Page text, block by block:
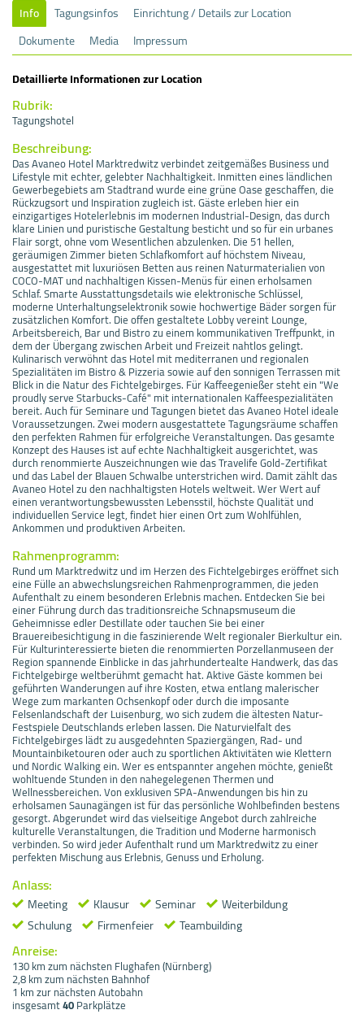
Info Tagungsinfos
Einrichtung / Details zur Location
Dokumente
Media
Impressum
Detaillierte Informationen zur Location
Rubrik:
Tagungshotel
Beschreibung:
Das Avaneo Hotel Marktredwitz verbindet zeitgemäßes Business und
Lifestyle mit echter, gelebter Nachhaltigkeit. Inmitten eines ländlichen
Gewerbegebiets am Stadtrand wurde eine grüne Oase geschaffen, die
Rückzugsort und Inspiration zugleich ist. Gäste erleben hier ein
einzigartiges Hotelerlebnis im modernen Industrial-Design, das durch
klare Linien und puristische Gestaltung besticht und so für ein urbanes
Flair sorgt, ohne vom Wesentlichen abzulenken. Die 51 hellen,
geräumigen Zimmer bieten Schlafkomfort auf höchstem Niveau,
ausgestattet mit luxuriösen Betten aus reinen Naturmaterialien von
COCO-MAT und nachhaltigen Kissen-Menüs für einen erholsamen
Schlaf. Smarte Ausstattungsdetails wie elektronische Schlüssel,
moderne Unterhaltungselektronik sowie hochwertige Bäder sorgen für
zusätzlichen Komfort. Die offen gestaltete Lobby vereint Lounge,
Arbeitsbereich, Bar und Bistro zu einem kommunikativen Treffpunkt, in
dem der Übergang zwischen Arbeit und Freizeit nahtlos gelingt.
Kulinarisch verwöhnt das Hotel mit mediterranen und regionalen
Spezialitäten im Bistro & Pizzeria sowie auf den sonnigen Terrassen mit
Blick in die Natur des Fichtelgebirges. Für Kaffeegenießer steht ein "We
proudly serve Starbucks-Café" mit internationalen Kaffeespezialitäten
bereit. Auch für Seminare und Tagungen bietet das Avaneo Hotel ideale
Voraussetzungen. Zwei modern ausgestattete Tagungsräume schaffen
den perfekten Rahmen für erfolgreiche Veranstaltungen. Das gesamte
Konzept des Hauses ist auf echte Nachhaltigkeit ausgerichtet, was
durch renommierte Auszeichnungen wie das Travelife Gold-Zertifikat
und das Label der Blauen Schwalbe unterstrichen wird. Damit zählt das
Avaneo Hotel zu den nachhaltigsten Hotels weltweit. Wer Wert auf
einen verantwortungsbewussten Lebensstil, höchste Qualität und
individuellen Service legt, findet hier einen Ort zum Wohlfühlen,
Ankommen und produktiven Arbeiten.
Rahmenprogramm:
Rund um Marktredwitz und im Herzen des Fichtelgebirges eröffnet sich
eine Fülle an abwechslungsreichen Rahmenprogrammen, die jeden
Aufenthalt zu einem besonderen Erlebnis machen. Entdecken Sie bei
einer Führung durch das traditionsreiche Schnapsmuseum die
Geheimnisse edler Destillate oder tauchen Sie bei einer
Brauereibesichtigung in die faszinierende Welt regionaler Bierkultur ein.
Für Kulturinteressierte bieten die renommierten Porzellanmuseen der
Region spannende Einblicke in das jahrhundertealte Handwerk, das das
Fichtelgebirge weltberühmt gemacht hat. Aktive Gäste kommen bei
geführten Wanderungen auf ihre Kosten, etwa entlang malerischer
Wege zum markanten Ochsenkopf oder durch die imposante
Felsenlandschaft der Luisenburg, wo sich zudem die ältesten Natur-
Festspiele Deutschlands erleben lassen. Die Naturvielfalt des
Fichtelgebirges lädt zu ausgedehnten Spaziergängen, Rad- und
Mountainbiketouren oder auch zu sportlichen Aktivitäten wie Klettern
und Nordic Walking ein. Wer es entspannter angehen möchte, genießt
wohltuende Stunden in den nahegelegenen Thermen und
Wellnessbereichen. Von exklusiven SPA-Anwendungen bis hin zu
erholsamen Saunagängen ist für das persönliche Wohlbefinden bestens
gesorgt. Abgerundet wird das vielseitige Angebot durch zahlreiche
kulturelle Veranstaltungen, die Tradition und Moderne harmonisch
verbinden. So wird jeder Aufenthalt rund um Marktredwitz zu einer
perfekten Mischung aus Erlebnis, Genuss und Erholung.
Anlass:
Meeting Klausur Seminar
Weiterbildung
Schulung
Firmenfeier Teambuilding
Anreise:
130 km zum nächsten Flughafen (Nürnberg)
2,8 km zum nächsten Bahnhof
1 km zur nächsten Autobahn
insgesamt40Parkplätze